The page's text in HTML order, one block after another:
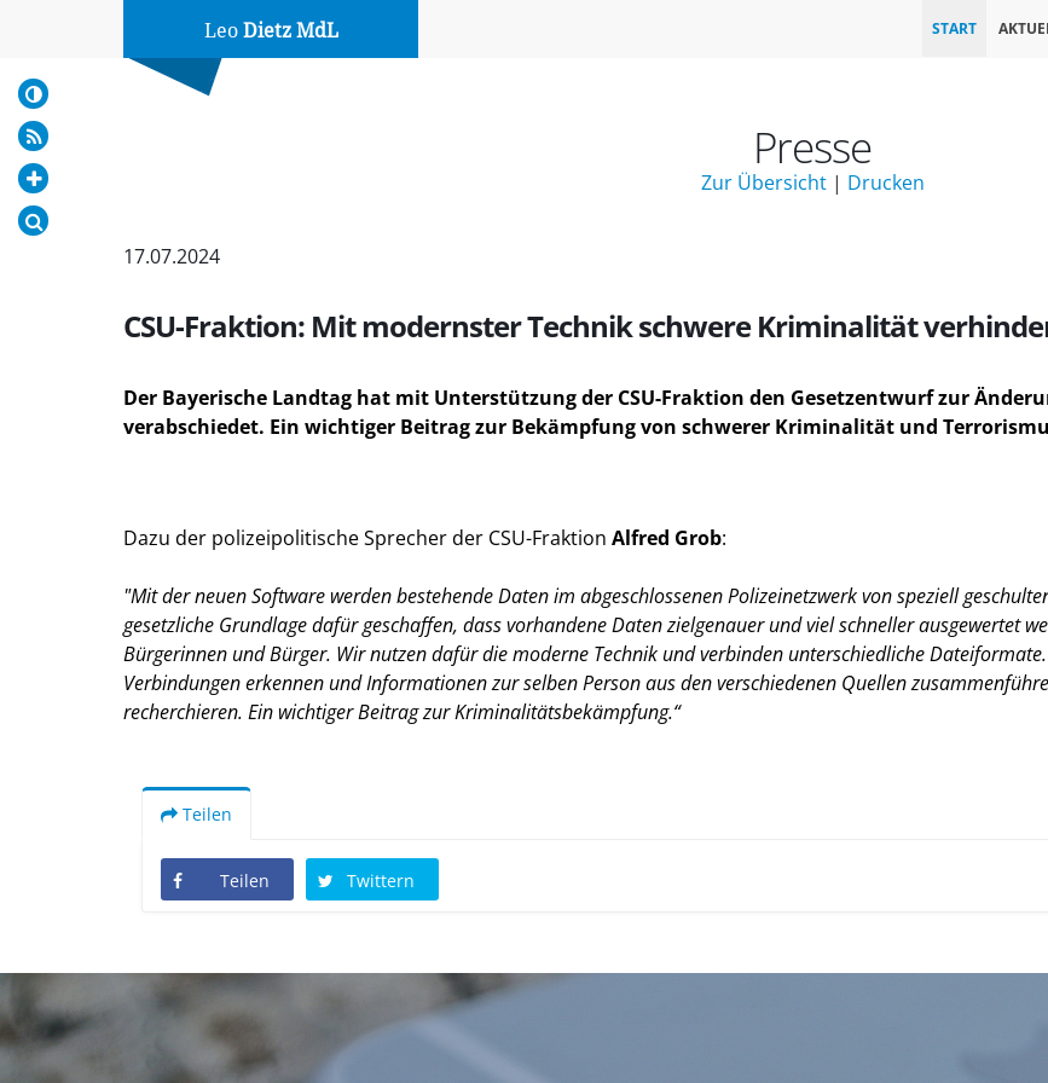
Leo Dietz MdL START
Presse
Zur Übersicht| Drucken
17.07.2024
CSU-Fraktion: Mit modernster Technik schwere Kriminalität
Der Bayerische Landtag hat mit Unterstützung der CSU-Fraktion den Gesetzentwurf zur
verabschiedet. Ein wichtiger Beitrag zur Bekämpfung von schwerer Kriminalität und
Dazu der polizeipolitische Sprecher der CSU-Fraktion Alfred Grob:
"Mit der neuen Software werden bestehende Daten im abgeschlossenen Polizeinetzwerk von speziell
gesetzliche Grundlage dafür geschaffen, dass vorhandene Daten zielgenauer und viel schneller ausgewertet
Bürgerinnen und Bürger. Wir nutzen dafür die moderne Technik und verbinden unterschiedliche
Verbindungen erkennen und Informationen zur selben Person aus den verschiedenen Quellen
recherchieren. Ein wichtiger Beitrag zur Kriminalitätsbekämpfung.“
Teilen
Teilen Twittern